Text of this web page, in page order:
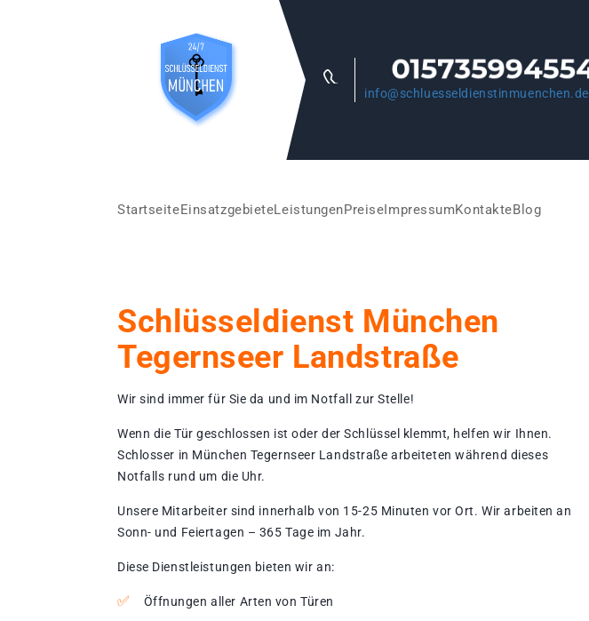
info@schluesseldienstinmuenchen.de
StartseiteEinsatzgebieteLeistungenPreiseImpressumKontakteBlog
Schlüsseldienst München
Tegernseer Landstraße
Wir sind immer für Sie da und im Notfall zur Stelle!
Wenn die Tür geschlossen ist oder der Schlüssel klemmt, helfen wir Ihnen.
Schlosser in München Tegernseer Landstraße arbeiteten während dieses
Notfalls rund um die Uhr.
Unsere Mitarbeiter sind innerhalb von 15-25 Minuten vor Ort. Wir arbeiten an
Sonn- und Feiertagen – 365 Tage im Jahr.
Diese Dienstleistungen bieten wir an:
Öffnungen aller Arten von Türen